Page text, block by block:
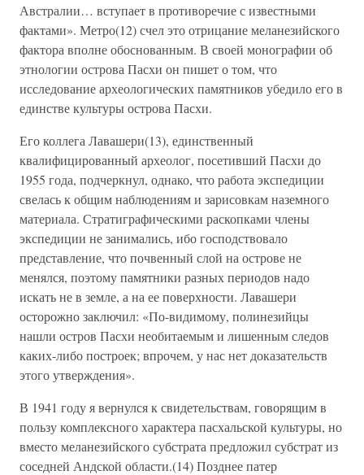
Австралии… вступает в противоречие с известными
фактами». Метро(12) счел это отрицание меланезийского
фактора вполне обоснованным. В своей монографии об
этнологии острова Пасхи он пишет о том, что
исследование археологических памятников убедило его в
единстве культуры острова Пасхи.
Его коллега Лавашери(13), единственный
квалифицированный археолог, посетивший Пасхи до
1955 года, подчеркнул, однако, что работа экспедиции
свелась к общим наблюдениям и зарисовкам наземного
материала. Стратиграфическими раскопками члены
экспедиции не занимались, ибо господствовало
представление, что почвенный слой на острове не
менялся, поэтому памятники разных периодов надо
искать не в земле, а на ее поверхности. Лавашери
осторожно заключил: «По-видимому, полинезийцы
нашли остров Пасхи необитаемым и лишенным следов
каких-либо построек; впрочем, у нас нет доказательств
этого утверждения».
В 1941 году я вернулся к свидетельствам, говорящим в
пользу комплексного характера пасхальской культуры, но
вместо меланезийского субстрата предложил субстрат из
соседней Андской области.(14) Позднее патер